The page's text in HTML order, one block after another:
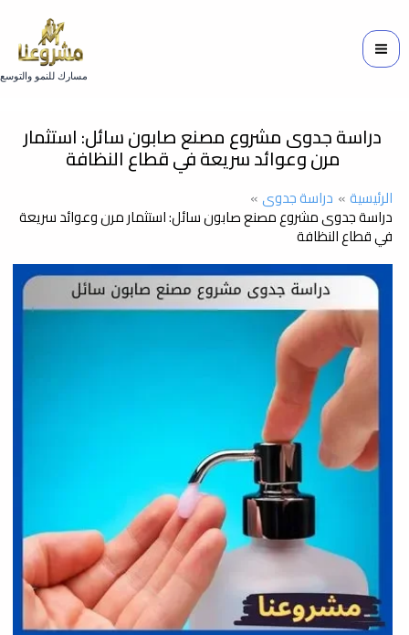
مسارك للنمو والتوسع
دراسة جدوى مشروع مصنع صابون سائل: استثمار
مرن وعوائد سريعة في قطاع النظافة
الرئيسية دراسة جدوى
دراسة جدوى مشروع مصنع صابون سائل: استثمار مرن وعوائد سريعة
في قطاع النظافة